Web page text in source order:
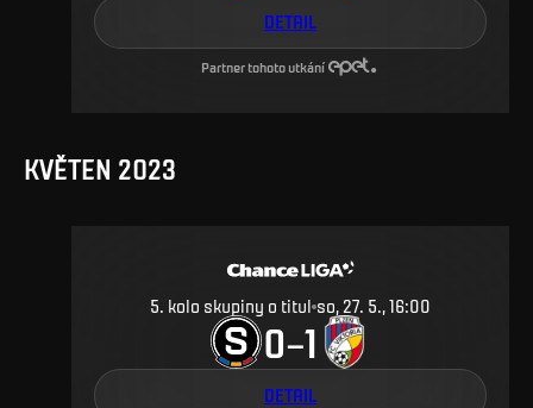
DETAIL
Partner tohoto utkání
KVĚTEN 2023
5. kolo skupiny o titul so, 27. 5., 16:00
0–1
DETAIL